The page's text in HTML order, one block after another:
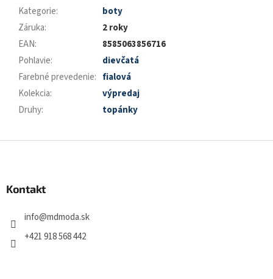
Kategorie:
boty
Záruka:
2 roky
EAN:
8585063856716
Pohlavie:
dievčatá
Farebné prevedenie: fialová
Kolekcia:
výpredaj
Druhy: topánky
Kontakt
info@mdmoda.sk
+421 918 568 442